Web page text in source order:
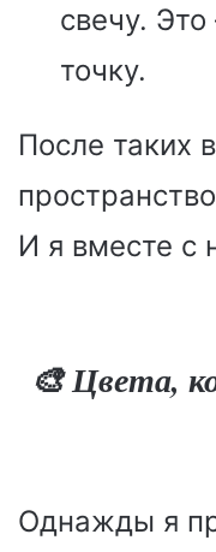
свечу.
точку.
После таких
И я вместе с
🎨 Цвета,
Однажды я